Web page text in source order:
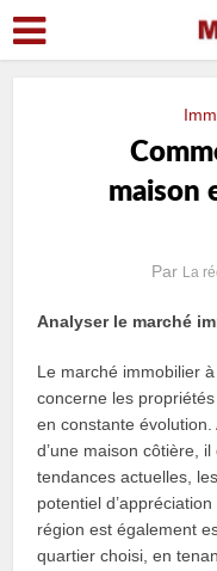
maison
Par La
Analyser le marché
Le marché immobilier
concerne les
en constante évolution.
d’une maison côtière,
tendances actuelles,
potentiel
région est également
quartier choisi, en